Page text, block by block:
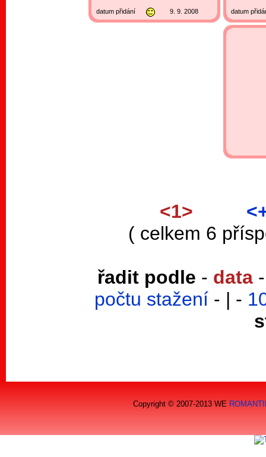
datum přidání 9. 9. 2008 datum
<1>
( celkem 6
řadit podle - data
počtu stažení - | -
Copyright © 2007-2013 WE